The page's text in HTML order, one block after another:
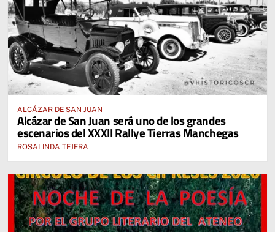
ALCÁZAR DE SAN JUAN
Alcázar de San Juan será uno de los grandes
escenarios del XXXII Rallye Tierras Manchegas
ROSALINDA TEJERA